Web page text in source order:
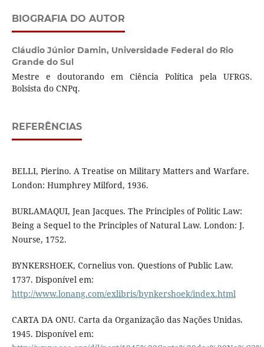
BIOGRAFIA DO AUTOR
Cláudio Júnior Damin, Universidade Federal do Rio
Grande do Sul
Mestre e doutorando em Ciência Política pela UFRGS.
Bolsista do CNPq.
REFERÊNCIAS
BELLI, Pierino. A Treatise on Military Matters and Warfare.
London: Humphrey Milford, 1936.
BURLAMAQUI, Jean Jacques. The Principles of Politic Law:
Being a Sequel to the Principles of Natural Law. London: J.
Nourse, 1752.
BYNKERSHOEK, Cornelius von. Questions of Public Law.
1737. Disponível em:
http://www.lonang.com/exlibris/bynkershoek/index.html
CARTA DA ONU. Carta da Organização das Nações Unidas.
1945. Disponível em: